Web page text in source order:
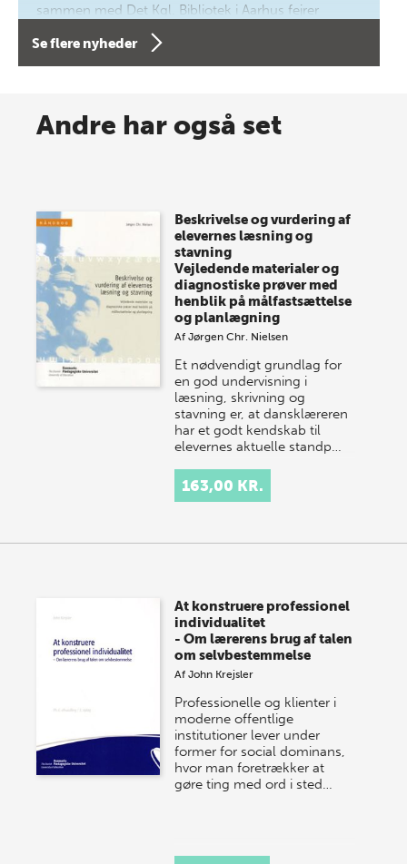
sammen med Det Kgl. Bibliotek i Aarhus fejrer
forfatterne bag vores nyes…
Spar op til 70% til sommer-
onsdag den 10. j…
Se flere nyheder
Andre har også set
Beskrivelse og vurdering af
elevernes læsning og
stavning
Vejledende materialer og
diagnostiske prøver med
henblik på målfastsættelse
og planlægning
AfJørgen Chr. Nielsen
Et nødvendigt grundlag for
en god undervisning i
læsning, skrivning og
stavning er, at dansklæreren
har et godt kendskab til
elevernes aktuelle standp…
163,00 KR.
At konstruere professionel
individualitet
- Om lærerens brug af talen
om selvbestemmelse
AfJohn Krejsler
Professionelle og klienter i
moderne offentlige
institutioner lever under
former for social dominans,
hvor man foretrækker at
gøre ting med ord i sted…